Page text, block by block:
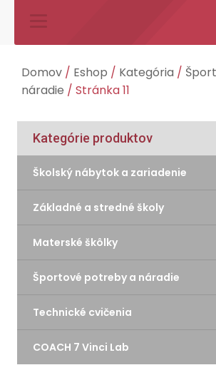
Domov / Eshop / Kategória /
náradie / Stránka 11
Kategórie produktov
Školský nábytok a zariadenie
Základné a stredné školy
Materské škôlky
Športové potreby a náradie
Technické cvičenia
COACH 7 Vinci Lab